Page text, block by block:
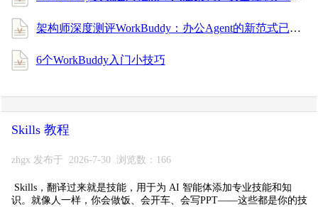
架构师深度测评WorkBuddy：办公Agent的新范式已来
6个WorkBuddy入门小技巧
Skills 教程
zhgx 发布于 2026-7-30 浏览数：166
Skills，翻译过来就是技能，用于为 AI 智能体添加专业技能和知
识。就像人一样，你会做饭、会开车、会写PPT——这些都是你的技